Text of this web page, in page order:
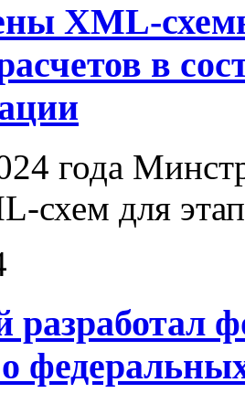
XML-
в
года
схем для
о